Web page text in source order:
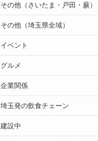
その他（さいたま・戸田・蕨）
その他（埼玉県全域）
イベント
グルメ
企業関係
埼玉発の飲食チェーン
建設中